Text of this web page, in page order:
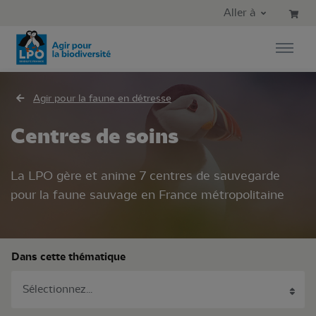
Aller au menu principal
Aller à
Agir pour la faune en détresse
Centres de soins
La LPO gère et anime 7 centres de sauvegarde
pour la faune sauvage en France métropolitaine
Dans cette thématique